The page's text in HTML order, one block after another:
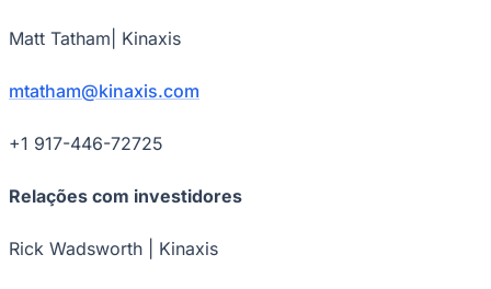
Vasco
Matt Tatham| Kinaxis
mtatham@kinaxis.com
+1 917-446-72725
Relações com investidores
Rick Wadsworth | Kinaxis